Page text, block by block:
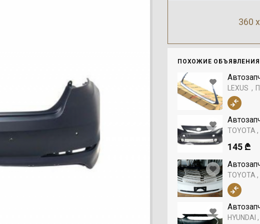
360
ПОХОЖИЕ ОБЪЯВЛЕНИЯ
LEXUS
TOYOTA
145 ₾
TOYOTA
HYUNDAI